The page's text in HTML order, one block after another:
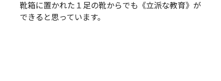
靴箱に置かれた１足の靴からでも《立派な教育》が
できると思っています。